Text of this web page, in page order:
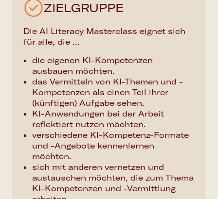
ZIELGRUPPE
Die AI Literacy Masterclass eignet sich
für alle, die …
die eigenen KI-Kompetenzen
ausbauen möchten.
das Vermitteln von KI-Themen und -
Kompetenzen als einen Teil ihrer
(künftigen) Aufgabe sehen.
KI-Anwendungen bei der Arbeit
reflektiert nutzen möchten.
verschiedene KI-Kompetenz-Formate
und -Angebote kennenlernen
möchten.
sich mit anderen vernetzen und
austauschen möchten, die zum Thema
KI-Kompetenzen und -Vermittlung